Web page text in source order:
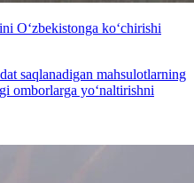
O‘zbekistonga ko‘chirishi
saqlanadigan mahsulotlarning
omborlarga yo‘naltirishni